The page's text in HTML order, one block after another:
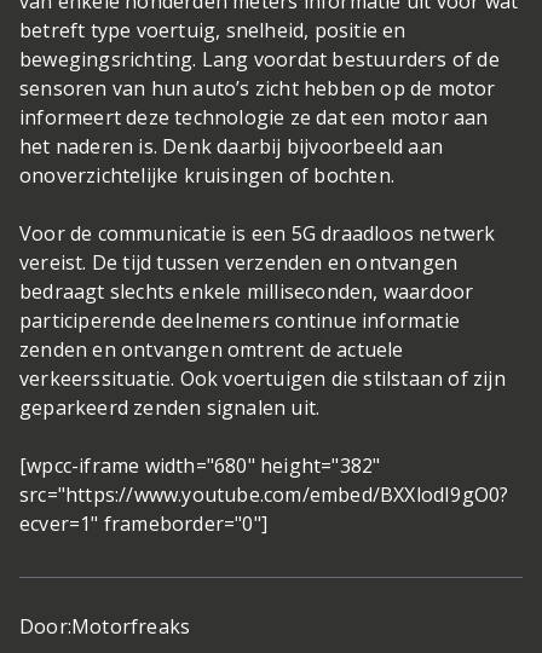
betreft type voertuig, snelheid, positie en
bewegingsrichting. Lang voordat bestuurders of de
sensoren van hun auto’s zicht hebben op de motor
informeert deze technologie ze dat een motor aan
het naderen is. Denk daarbij bijvoorbeeld aan
onoverzichtelijke kruisingen of bochten.
Voor de communicatie is een 5G draadloos netwerk
vereist. De tijd tussen verzenden en ontvangen
bedraagt slechts enkele milliseconden, waardoor
participerende deelnemers continue informatie
zenden en ontvangen omtrent de actuele
verkeerssituatie. Ook voertuigen die stilstaan of zijn
geparkeerd zenden signalen uit.
[wpcc-iframe width="680" height="382"
src="https://www.youtube.com/embed/BXXlodI9gO0?
ecver=1" frameborder="0"]
Door:Motorfreaks